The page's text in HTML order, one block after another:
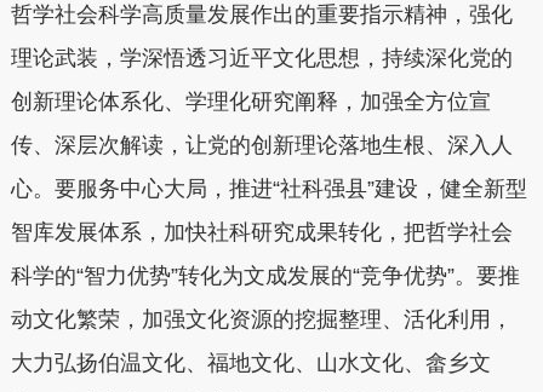
哲学社会科学高质量发展作出的重要指示精神，强化
理论武装，学深悟透习近平文化思想，持续深化党的
创新理论体系化、学理化研究阐释，加强全方位宣
传、深层次解读，让党的创新理论落地生根、深入人
心。要服务中心大局，推进“社科强县”建设，健全新型
智库发展体系，加快社科研究成果转化，把哲学社会
科学的“智力优势”转化为文成发展的“竞争优势”。要推
动文化繁荣，加强文化资源的挖掘整理、活化利用，
大力弘扬伯温文化、福地文化、山水文化、畲乡文